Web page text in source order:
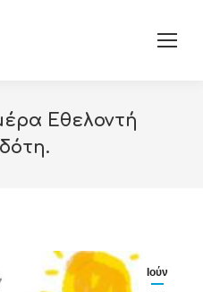
Εθελοντή
Ιούν